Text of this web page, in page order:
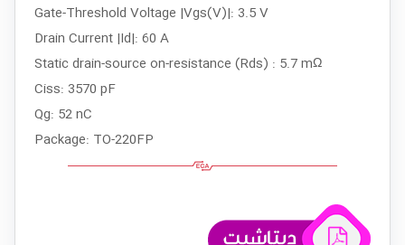
Gate-Threshold Voltage |Vgs(V)|: 3.5 V
Drain Current |Id|: 60 A
Static drain-source on-resistance (Rds) : 5.7 mΩ
Ciss: 3570 pF
Qg: 52 nC
Package: TO-220FP